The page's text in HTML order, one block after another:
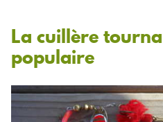
La cuillère
populaire